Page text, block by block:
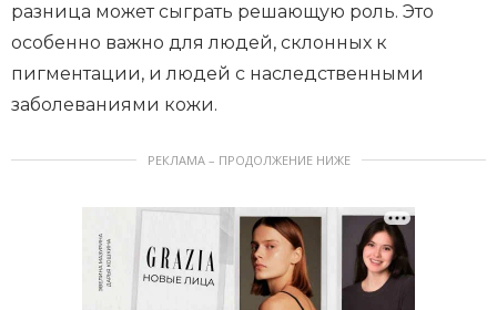
разница может сыграть решающую роль. Это
особенно важно для людей, склонных к
пигментации, и людей с наследственными
заболеваниями кожи.
РЕКЛАМА – ПРОДОЛЖЕНИЕ НИЖЕ